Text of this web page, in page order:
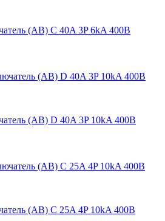
(АВ) C 40A 3P 6kA 400В
(АВ) D 40A 3P 10kA 400В
(АВ) C 25A 4P 10kA 400В